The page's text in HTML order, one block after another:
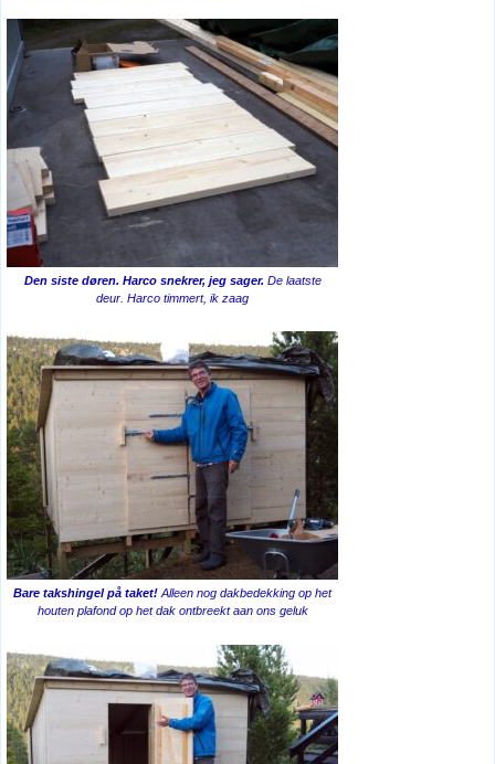
Den siste døren. Harco snekrer, jeg sager. De laatste
deur. Harco timmert, ik zaag
Bare takshingel på taket! Alleen nog dakbedekking op het
houten plafond op het dak ontbreekt aan ons geluk